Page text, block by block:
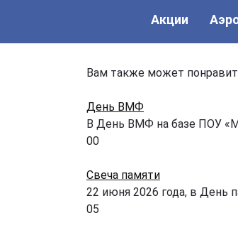
Акции
Вам также может
День ВМФ
В День ВМФ на базе ПОУ
00
Свеча памяти
22 июня 2026 года, в День
05